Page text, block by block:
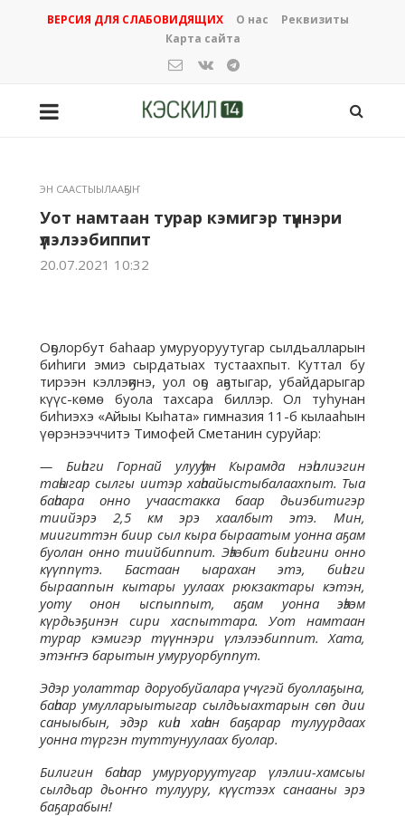
ВЕРСИЯ ДЛЯ СЛАБОВИДЯЩИХ О нас
Реквизиты
Карта сайта
ЭН СААСТЫЫЛААҔЫҤ
Уот намтаан турар кэмигэр түүннэри
үлэлээбиппит
20.07.2021 10:32
Оҕолорбут баһаар умуруоруутугар сылдьалларын
биһиги эмиэ сырдатыах тустаахпыт. Куттал бу
тирээн кэллэҕинэ, уол оҕо аҕатыгар, убайдарыгар
күүс-көмө буола тахсара биллэр. Ол туһунан
биһиэхэ «Айыы Кыһата» гимназия 11-б кылааһын
үөрэнээччитэ Тимофей Сметанин суруйар:
— Биһиги Горнай улууһун Кырамда нэһилиэгин
таһыгар сылгы иитэр хаһаайыстыбалаахпыт. Тыа
баһаара онно учаастакка баар дьиэбитигэр
тиийэрэ 2,5 км эрэ хаалбыт этэ. Мин,
миигиттэн биир сыл кыра быраатым уонна аҕам
буолан онно тиийбиппит. Эһээбит биһигини онно
күүппүтэ. Бастаан ыарахан этэ, биһиги
бырааппын кытары уулаах рюкзактары кэтэн,
уоту онон ыспыппыт, аҕам уонна эһээм
күрдьэҕинэн сири хаспыттара. Уот намтаан
турар кэмигэр түүннэри үлэлээбиппит. Хата,
этэҥҥэ барытын умуруорбуппут.
Эдэр уолаттар доруобуйалара үчүгэй буоллаҕына,
баһаар умулларыытыгар сылдьыахтарын сөп дии
саныыбын, эдэр киһи хаһан баҕарар тулуурдаах
уонна түргэн туттунуулаах буолар.
Билигин баһаар умуруоруутугар үлэлии-хамсыы
сылдьар дьоҥҥо тулууру, күүстээх санааны эрэ
баҕарабын!